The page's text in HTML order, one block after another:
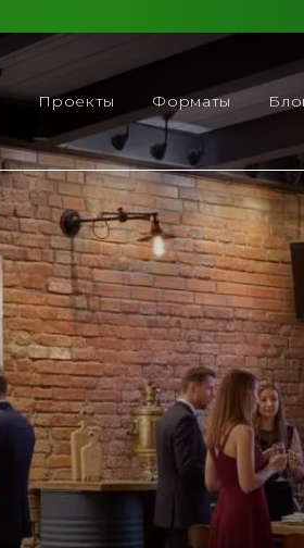
Проекты Форматы